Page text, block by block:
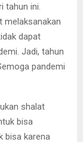
tahun ini.
melaksanakan
dapat
Jadi, tahun
pandemi
shalat
bisa
bisa karena